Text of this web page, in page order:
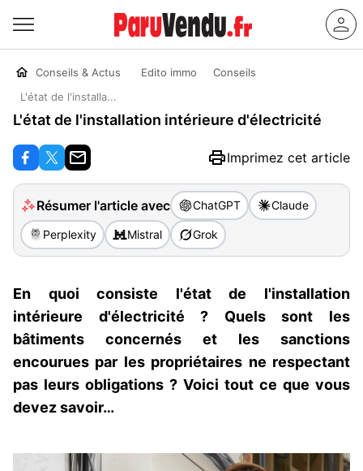
Conseils & Actus Edito immo
Conseils
L'état de l'installa...
L'état de l'installation intérieure d'électricité
Imprimez cet article
Résumer l'article avec ChatGPT Claude
Perplexity Mistral Grok
En quoi consiste l'état de l'installation
intérieure d'électricité ? Quels sont les
bâtiments concernés et les sanctions
encourues par les propriétaires ne respectant
pas leurs obligations ? Voici tout ce que vous
devez savoir…